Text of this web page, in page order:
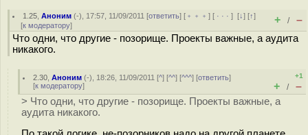
1.25 ,Аноним (-), 17:57, 11/09/2011 [ответить] [ ﹢﹢﹢] [ · · ·][↓] [↑]
[к модератору] + / –
Что одни, что другие - позорище. Проекты важные, а аудита
никакого.
2.30 ,Аноним (-), 18:26, 11/09/2011 [^] [^^] [^^^] [ответить]
[к модератору]
+1
+ / –
> Что одни, что другие - позорище. Проекты важные, а
аудита никакого.